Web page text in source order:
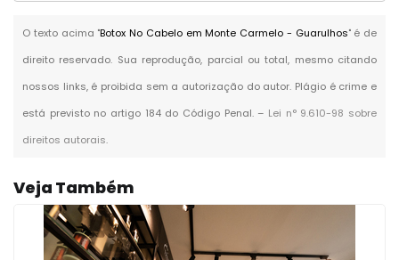
O texto acima "Botox No Cabelo em Monte Carmelo - Guarulhos" é de
direito reservado. Sua reprodução, parcial ou total, mesmo citando
nossos links, é proibida sem a autorização do autor. Plágio é crime e
está previsto no artigo 184 do Código Penal. – Lei n° 9.610-98 sobre
direitos autorais.
Veja Também